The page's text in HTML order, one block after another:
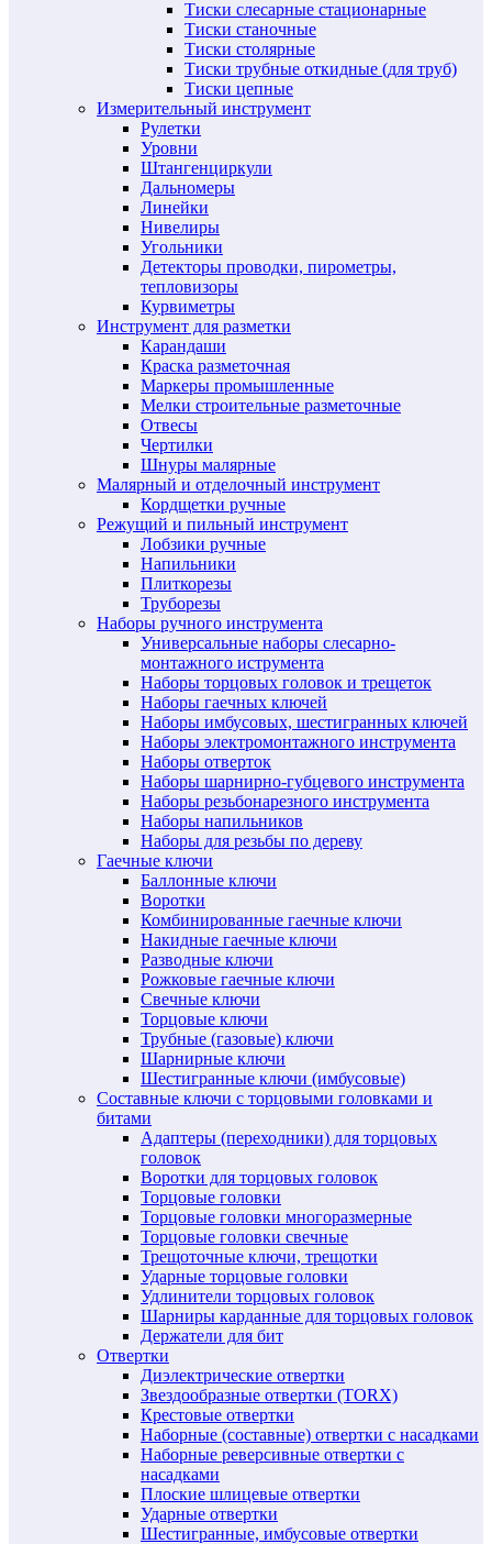
Тиски слесарные стационарные
Тиски станочные
Тиски столярные
Тиски трубные откидные (для труб)
Тиски цепные
Измерительный инструмент
Рулетки
Уровни
Штангенциркули
Дальномеры
Линейки
Нивелиры
Угольники
Детекторы проводки, пирометры,
тепловизоры
Курвиметры
Инструмент для разметки
Карандаши
Краска разметочная
Маркеры промышленные
Мелки строительные разметочные
Отвесы
Чертилки
Шнуры малярные
Малярный и отделочный инструмент
Кордщетки ручные
Режущий и пильный инструмент
Лобзики ручные
Напильники
Плиткорезы
Труборезы
Наборы ручного инструмента
Универсальные наборы слесарно-
монтажного иструмента
Наборы торцовых головок и трещеток
Наборы гаечных ключей
Наборы имбусовых, шестигранных ключей
Наборы электромонтажного инструмента
Наборы отверток
Наборы шарнирно-губцевого инструмента
Наборы резьбонарезного инструмента
Наборы напильников
Наборы для резьбы по дереву
Гаечные ключи
Баллонные ключи
Воротки
Комбинированные гаечные ключи
Накидные гаечные ключи
Разводные ключи
Рожковые гаечные ключи
Свечные ключи
Торцовые ключи
Трубные (газовые) ключи
Шарнирные ключи
Шестигранные ключи (имбусовые)
Составные ключи с торцовыми головками и
битами
Адаптеры (переходники) для торцовых
головок
Воротки для торцовых головок
Торцовые головки
Торцовые головки многоразмерные
Торцовые головки свечные
Трещоточные ключи, трещотки
Ударные торцовые головки
Удлинители торцовых головок
Шарниры карданные для торцовых головок
Держатели для бит
Отвертки
Диэлектрические отвертки
Звездообразные отвертки (TORX)
Крестовые отвертки
Наборные (составные) отвертки с насадками
Наборные реверсивные отвертки с
насадками
Плоские шлицевые отвертки
Ударные отвертки
Шестигранные, имбусовые отвертки